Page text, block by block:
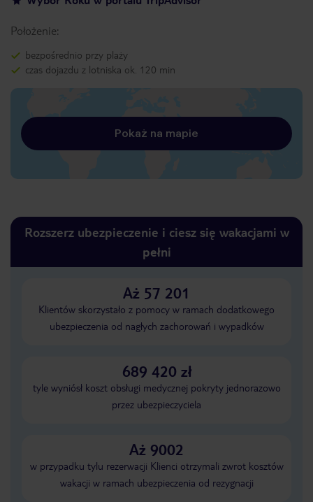
Położenie:
bezpośrednio przy plaży
czas dojazdu z lotniska ok. 120 min
Pokaż na mapie
Rozszerz ubezpieczenie i ciesz się wakacjami w
pełni
Aż 57 201
Klientów skorzystało z pomocy w ramach dodatkowego
ubezpieczenia od nagłych zachorowań i wypadków
689 420 zł
tyle wyniósł koszt obsługi medycznej pokryty jednorazowo
przez ubezpieczyciela
Aż 9002
w przypadku tylu rezerwacji Klienci otrzymali zwrot kosztów
wakacji w ramach ubezpieczenia od rezygnacji